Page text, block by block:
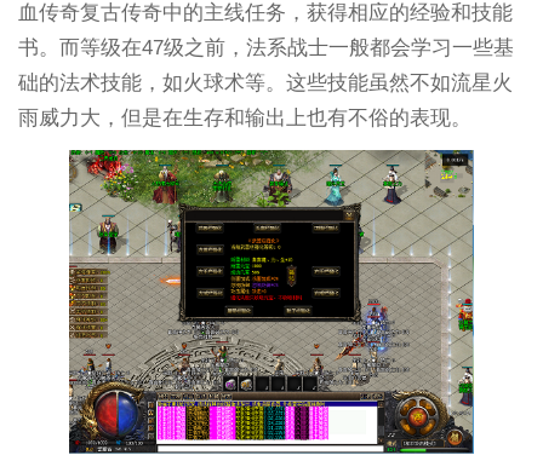
血传奇复古传奇中的主线任务，获得相应的经验和技能
书。而等级在47级之前，法系战士一般都会学习一些基
础的法术技能，如火球术等。这些技能虽然不如流星火
雨威力大，但是在生存和输出上也有不俗的表现。